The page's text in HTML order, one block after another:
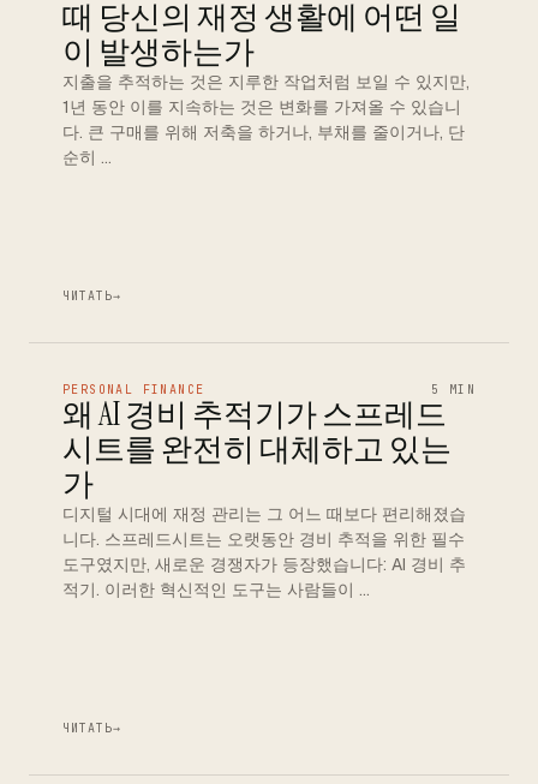
때 당신의 재정 생활에 어떤 일
이 발생하는가
지출을 추적하는 것은 지루한 작업처럼 보일 수 있지만,
1년 동안 이를 지속하는 것은 변화를 가져올 수 있습니
다. 큰 구매를 위해 저축을 하거나, 부채를 줄이거나, 단
순히 …
ЧИТАТЬ→
PERSONAL FINANCE 5 MIN
왜 AI 경비 추적기가 스프레드
시트를 완전히 대체하고 있는
가
디지털 시대에 재정 관리는 그 어느 때보다 편리해졌습
니다. 스프레드시트는 오랫동안 경비 추적을 위한 필수
도구였지만, 새로운 경쟁자가 등장했습니다: AI 경비 추
적기. 이러한 혁신적인 도구는 사람들이 …
ЧИТАТЬ→